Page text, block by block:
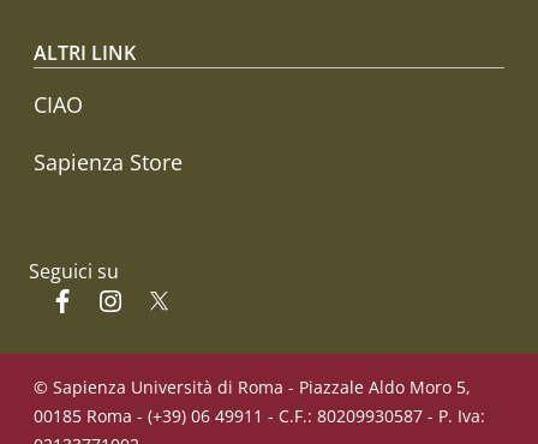
ALTRI LINK
CIAO
Sapienza Store
Seguici su
FacebookInstagram
© Sapienza Università di Roma - Piazzale Aldo Moro 5,
00185 Roma - (+39) 06 49911 - C.F.: 80209930587 - P. Iva: